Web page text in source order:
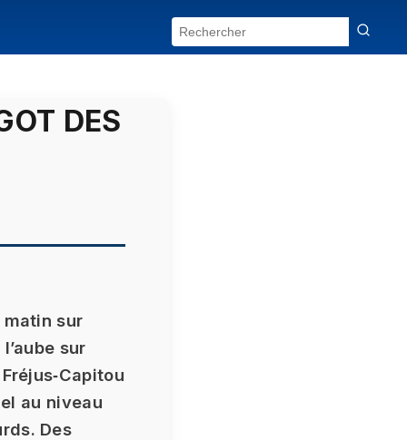
DES
sur
sur
au niveau
Des